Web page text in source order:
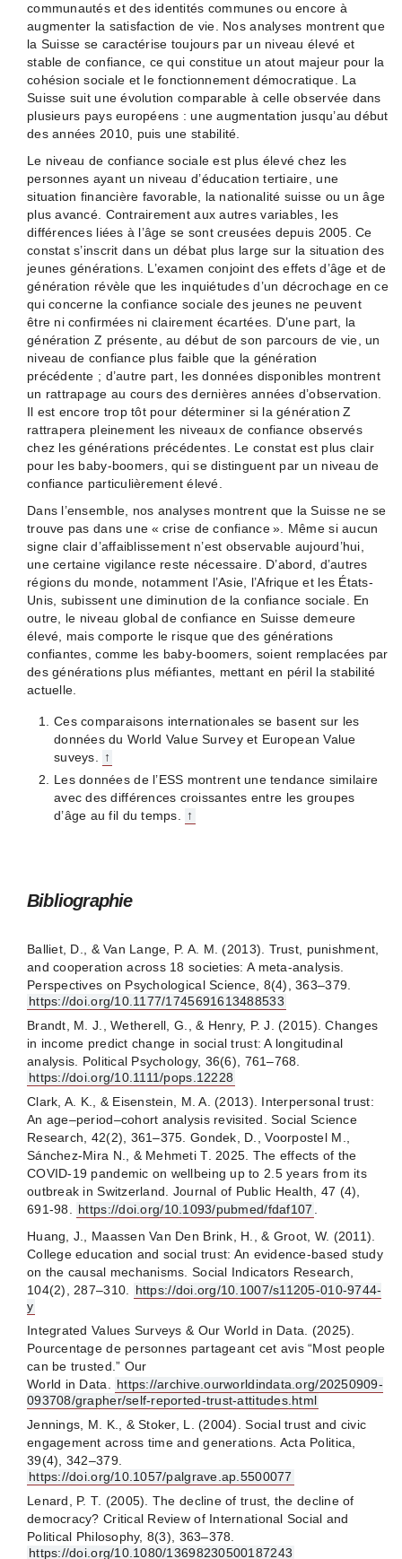
communautés et des identités communes ou encore à
augmenter la satisfaction de vie. Nos analyses montrent que
la Suisse se caractérise toujours par un niveau élevé et
stable de confiance, ce qui constitue un atout majeur pour la
cohésion sociale et le fonctionnement démocratique. La
Suisse suit une évolution comparable à celle observée dans
plusieurs pays européens : une augmentation jusqu’au début
des années 2010, puis une stabilité.
Le niveau de confiance sociale est plus élevé chez les
personnes ayant un niveau d’éducation tertiaire, une
situation financière favorable, la nationalité suisse ou un âge
plus avancé. Contrairement aux autres variables, les
différences liées à l’âge se sont creusées depuis 2005. Ce
constat s’inscrit dans un débat plus large sur la situation des
jeunes générations. L’examen conjoint des effets d’âge et de
génération révèle que les inquiétudes d’un décrochage en ce
qui concerne la confiance sociale des jeunes ne peuvent
être ni confirmées ni clairement écartées. D’une part, la
génération Z présente, au début de son parcours de vie, un
niveau de confiance plus faible que la génération
précédente ; d’autre part, les données disponibles montrent
un rattrapage au cours des dernières années d’observation.
Il est encore trop tôt pour déterminer si la génération Z
rattrapera pleinement les niveaux de confiance observés
chez les générations précédentes. Le constat est plus clair
pour les baby-boomers, qui se distinguent par un niveau de
confiance particulièrement élevé.
Dans l’ensemble, nos analyses montrent que la Suisse ne se
trouve pas dans une « crise de confiance ». Même si aucun
signe clair d’affaiblissement n’est observable aujourd’hui,
une certaine vigilance reste nécessaire. D’abord, d’autres
régions du monde, notamment l’Asie, l’Afrique et les États-
Unis, subissent une diminution de la confiance sociale. En
outre, le niveau global de confiance en Suisse demeure
élevé, mais comporte le risque que des générations
confiantes, comme les baby-boomers, soient remplacées par
des générations plus méfiantes, mettant en péril la stabilité
actuelle.
Ces comparaisons internationales se basent sur les
données du World Value Survey et European Value
suveys.
↑
Les données de l’ESS montrent une tendance similaire
avec des différences croissantes entre les groupes
d’âge au fil du temps.
↑
Bibliographie
Balliet, D., & Van Lange, P. A. M. (2013). Trust, punishment,
and cooperation across 18 societies: A meta-analysis.
Perspectives on Psychological Science, 8(4), 363–379.
https://doi.org/10.1177/1745691613488533
Brandt, M. J., Wetherell, G., & Henry, P. J. (2015). Changes
in income predict change in social trust: A longitudinal
analysis. Political Psychology, 36(6), 761–768.
https://doi.org/10.1111/pops.12228
Clark, A. K., & Eisenstein, M. A. (2013). Interpersonal trust:
An age–period–cohort analysis revisited. Social Science
Research, 42(2), 361–375. Gondek, D., Voorpostel M.,
Sánchez-Mira N., & Mehmeti T. 2025. The effects of the
COVID-19 pandemic on wellbeing up to 2.5 years from its
outbreak in Switzerland. Journal of Public Health, 47 (4),
691‑98.
https://doi.org/10.1093/pubmed/fdaf107
Huang, J., Maassen Van Den Brink, H., & Groot, W. (2011).
College education and social trust: An evidence-based study
on the causal mechanisms. Social Indicators Research,
104(2), 287–310.
https://doi.org/10.1007/s11205-010-9744-
y
Integrated Values Surveys & Our World in Data. (2025).
Pourcentage de personnes partageant cet avis “Most people
can be trusted.” Our
World in Data.
https://archive.ourworldindata.org/20250909-
093708/grapher/self-reported-trust-attitudes.html
Jennings, M. K., & Stoker, L. (2004). Social trust and civic
engagement across time and generations. Acta Politica,
39(4), 342–379.
https://doi.org/10.1057/palgrave.ap.5500077
Lenard, P. T. (2005). The decline of trust, the decline of
democracy? Critical Review of International Social and
Political Philosophy, 8(3), 363–378.
https://doi.org/10.1080/13698230500187243